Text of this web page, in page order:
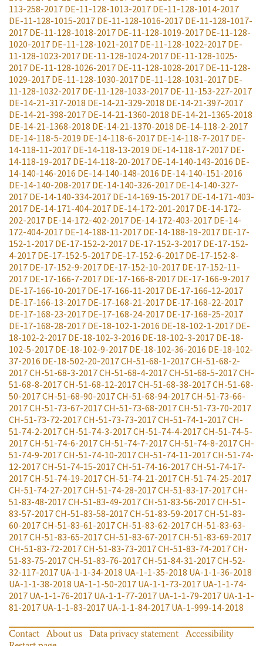
113-258-2017 DE-11-128-1013-2017 DE-11-128-1014-2017
DE-11-128-1015-2017 DE-11-128-1016-2017 DE-11-128-1017-
2017 DE-11-128-1018-2017 DE-11-128-1019-2017 DE-11-128-
1020-2017 DE-11-128-1021-2017 DE-11-128-1022-2017 DE-
11-128-1023-2017 DE-11-128-1024-2017 DE-11-128-1025-
2017 DE-11-128-1026-2017 DE-11-128-1028-2017 DE-11-128-
1029-2017 DE-11-128-1030-2017 DE-11-128-1031-2017 DE-
11-128-1032-2017 DE-11-128-1033-2017 DE-11-153-227-2017
DE-14-21-317-2018 DE-14-21-329-2018 DE-14-21-397-2017
DE-14-21-398-2017 DE-14-21-1360-2018 DE-14-21-1365-2018
DE-14-21-1368-2018 DE-14-21-1370-2018 DE-14-118-2-2017
DE-14-118-5-2019 DE-14-118-6-2017 DE-14-118-7-2017 DE-
14-118-11-2017 DE-14-118-13-2019 DE-14-118-17-2017 DE-
14-118-19-2017 DE-14-118-20-2017 DE-14-140-143-2016 DE-
14-140-146-2016 DE-14-140-148-2016 DE-14-140-151-2016
DE-14-140-208-2017 DE-14-140-326-2017 DE-14-140-327-
2017 DE-14-140-334-2017 DE-14-169-15-2017 DE-14-171-403-
2017 DE-14-171-404-2017 DE-14-172-201-2017 DE-14-172-
202-2017 DE-14-172-402-2017 DE-14-172-403-2017 DE-14-
172-404-2017 DE-14-188-11-2017 DE-14-188-19-2017 DE-17-
152-1-2017 DE-17-152-2-2017 DE-17-152-3-2017 DE-17-152-
4-2017 DE-17-152-5-2017 DE-17-152-6-2017 DE-17-152-8-
2017 DE-17-152-9-2017 DE-17-152-10-2017 DE-17-152-11-
2017 DE-17-166-7-2017 DE-17-166-8-2017 DE-17-166-9-2017
DE-17-166-10-2017 DE-17-166-11-2017 DE-17-166-12-2017
DE-17-166-13-2017 DE-17-168-21-2017 DE-17-168-22-2017
DE-17-168-23-2017 DE-17-168-24-2017 DE-17-168-25-2017
DE-17-168-28-2017 DE-18-102-1-2016 DE-18-102-1-2017 DE-
18-102-2-2017 DE-18-102-3-2016 DE-18-102-3-2017 DE-18-
102-5-2017 DE-18-102-9-2017 DE-18-102-36-2016 DE-18-102-
37-2016 DE-18-502-20-2017CH-51-68-1-2017CH-51-68-2-
2017CH-51-68-3-2017CH-51-68-4-2017CH-51-68-5-2017CH-
51-68-8-2017CH-51-68-12-2017CH-51-68-38-2017CH-51-68-
50-2017CH-51-68-90-2017CH-51-68-94-2017CH-51-73-66-
2017CH-51-73-67-2017CH-51-73-68-2017CH-51-73-70-2017
CH-51-73-72-2017CH-51-73-73-2017CH-51-74-1-2017CH-
51-74-2-2017CH-51-74-3-2017CH-51-74-4-2017CH-51-74-5-
2017CH-51-74-6-2017CH-51-74-7-2017CH-51-74-8-2017CH-
51-74-9-2017CH-51-74-10-2017CH-51-74-11-2017CH-51-74-
12-2017CH-51-74-15-2017CH-51-74-16-2017CH-51-74-17-
2017CH-51-74-19-2017CH-51-74-21-2017CH-51-74-25-2017
CH-51-74-27-2017CH-51-74-28-2017CH-51-83-17-2017CH-
51-83-48-2017CH-51-83-49-2017CH-51-83-56-2017CH-51-
83-57-2017CH-51-83-58-2017CH-51-83-59-2017CH-51-83-
60-2017CH-51-83-61-2017CH-51-83-62-2017CH-51-83-63-
2017CH-51-83-65-2017CH-51-83-67-2017CH-51-83-69-2017
CH-51-83-72-2017CH-51-83-73-2017CH-51-83-74-2017CH-
51-83-75-2017CH-51-83-76-2017CH-51-84-31-2017CH-52-
32-117-2017 UA-1-1-34-2018 UA-1-1-35-2018 UA-1-1-36-2018
UA-1-1-38-2018 UA-1-1-50-2017 UA-1-1-73-2017 UA-1-1-74-
2017 UA-1-1-76-2017 UA-1-1-77-2017 UA-1-1-79-2017 UA-1-1-
81-2017 UA-1-1-83-2017 UA-1-1-84-2017 UA-1-999-14-2018
Contact About us Data privacy statement
Accessibility